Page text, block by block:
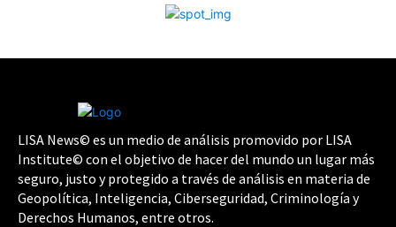
LISA News© es un medio de análisis promovido por LISA
Institute© con el objetivo de hacer del mundo un lugar más
seguro, justo y protegido a través de análisis en materia de
Geopolítica, Inteligencia, Ciberseguridad, Criminología y
Derechos Humanos, entre otros.